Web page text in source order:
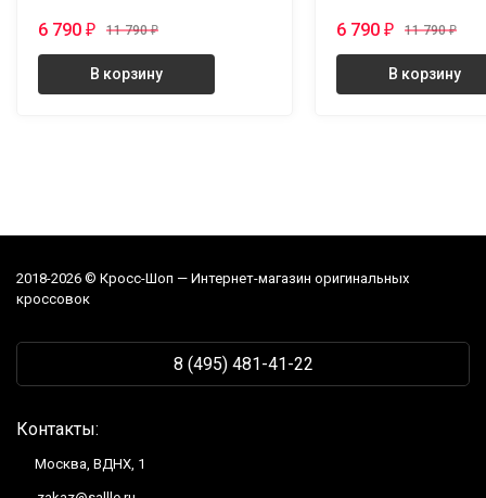
6 790 ₽ 11 790₽
В корзину
6 790 ₽ 11 790₽
В корзину
2018-2026 © Кросс-Шоп — Интернет-магазин оригинальных
кроссовок
8 (495) 481-41-22
Контакты:
Москва, ВДНХ, 1